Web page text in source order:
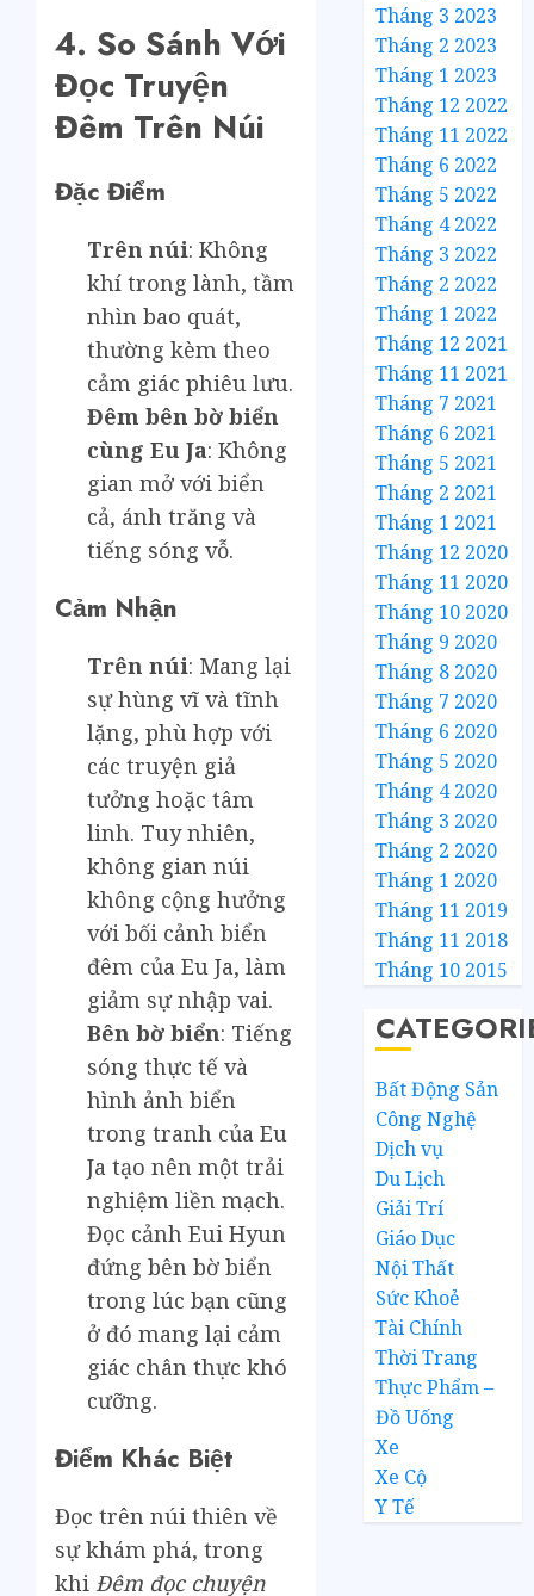
4. So Sánh Với
Đọc Truyện
Đêm Trên Núi
Đặc Điểm
Trên núi: Không
khí trong lành, tầm
nhìn bao quát,
thường kèm theo
cảm giác phiêu lưu.
Đêm bên bờ biển
cùng Eu Ja: Không
gian mở với biển
cả, ánh trăng và
tiếng sóng vỗ.
Cảm Nhận
Trên núi: Mang lại
sự hùng vĩ và tĩnh
lặng, phù hợp với
các truyện giả
tưởng hoặc tâm
linh. Tuy nhiên,
không gian núi
không cộng hưởng
với bối cảnh biển
đêm của Eu Ja, làm
giảm sự nhập vai.
Bên bờ biển: Tiếng
sóng thực tế và
hình ảnh biển
trong tranh của Eu
Ja tạo nên một trải
nghiệm liền mạch.
Đọc cảnh Eui Hyun
đứng bên bờ biển
trong lúc bạn cũng
ở đó mang lại cảm
giác chân thực khó
cưỡng.
Điểm Khác Biệt
Đọc trên núi thiên về
sự khám phá, trong
khi Đêm đọc chuyện
Tháng 3 2023
Tháng 2 2023
Tháng 1 2023
Tháng 12 2022
Tháng 11 2022
Tháng 6 2022
Tháng 5 2022
Tháng 4 2022
Tháng 3 2022
Tháng 2 2022
Tháng 1 2022
Tháng 12 2021
Tháng 11 2021
Tháng 7 2021
Tháng 6 2021
Tháng 5 2021
Tháng 2 2021
Tháng 1 2021
Tháng 12 2020
Tháng 11 2020
Tháng 10 2020
Tháng 9 2020
Tháng 8 2020
Tháng 7 2020
Tháng 6 2020
Tháng 5 2020
Tháng 4 2020
Tháng 3 2020
Tháng 2 2020
Tháng 1 2020
Tháng 11 2019
Tháng 11 2018
Tháng 10 2015
Bất Động Sản
Công Nghệ
Dịch vụ
Du Lịch
Giải Trí
Giáo Dục
Nội Thất
Sức Khoẻ
Tài Chính
Thời Trang
Thực Phẩm –
Đồ Uống
Xe
Xe Cộ
Y Tế